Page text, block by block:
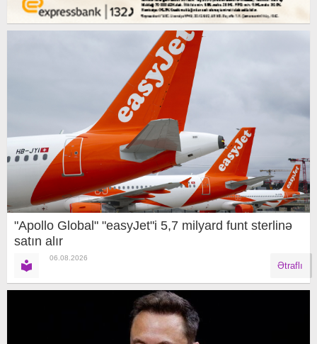
"Apollo Global" "easyJet"i 5,7 milyard funt sterlinə
satın alır
06.08.2026
Ətraflı